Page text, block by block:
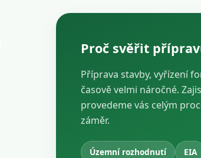
Proč svěřit
Příprava stavby, vyřízení
časově velmi náročné.
provedeme vás celým
záměr.
Územní rozhodnutí EIA